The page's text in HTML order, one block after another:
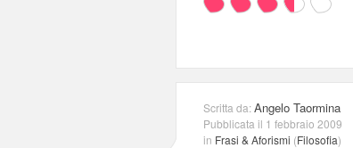
Scritta da:Angelo Taormina
Pubblicata il 1 febbraio 2009
in Frasi & Aforismi (Filosofia)